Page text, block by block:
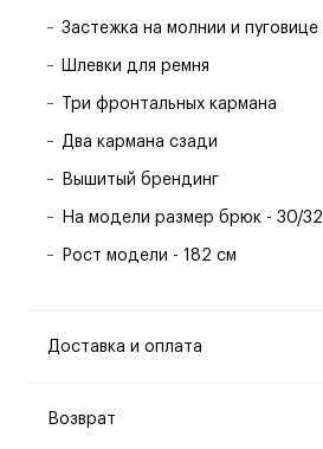
Застежка на молнии и пуговице
Шлевки для ремня
Три фронтальных кармана
Два кармана сзади
Вышитый брендинг
На модели размер брюк - 30/32
Рост модели - 182 см
Доставка и оплата
Возврат